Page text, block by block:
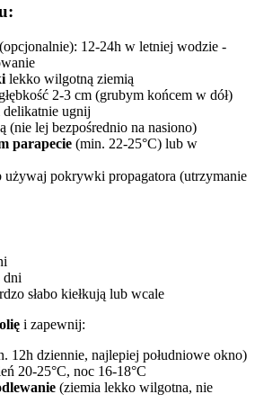
(opcjonalnie): 12-24h w letniej wodzie -
lekko wilgotną ziemią
2-3 cm (grubym końcem w dół)
delikatnie ugnij
(nie lej bezpośrednio na nasiono)
parapecie (min. 22-25°C) lub w
używaj pokrywki propagatora (utrzymanie
dni
słabo kiełkują lub wcale
i zapewnij:
12h dziennie, najlepiej południowe okno)
20-25°C, noc 16-18°C
(ziemia lekko wilgotna, nie